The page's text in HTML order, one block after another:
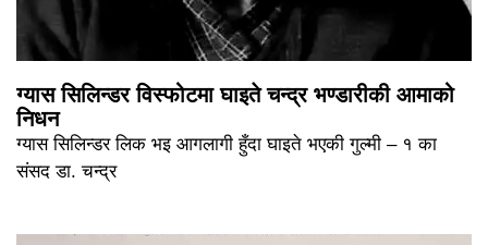
ग्यास सिलिन्डर विस्फोटमा घाइते चन्द्र भण्डारीकी आमाको
निधन
ग्यास सिलिन्डर लिक भइ आगलागी हुँदा घाइते भएकी गुल्मी – १ का
संसद डा. चन्द्र